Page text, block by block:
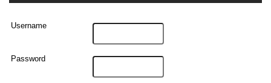
Username
Password